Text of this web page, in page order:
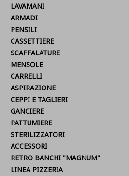
LAVAMANI
ARMADI
PENSILI
CASSETTIERE
SCAFFALATURE
MENSOLE
CARRELLI
ASPIRAZIONE
CEPPI E TAGLIERI
GANCIERE
PATTUMIERE
STERILIZZATORI
ACCESSORI
RETRO BANCHI "MAGNUM"
LINEA PIZZERIA